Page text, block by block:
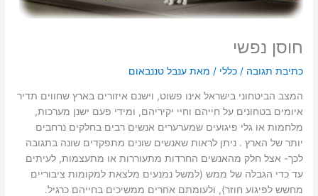
חוסן נפשי
כתיבת תגובה /כללי / מאתענבל טננבאום
המצב הביטחוני בישראל אינו פשוט, וישנם איזורים בארץ שחווים תדיר
איומים בטחונים על חייהם וחיי יקיריהם, ומידי פעם ישנן מערכות,
מלחמות או גלי פיגועים שמערערים אנשים רבים בחלקים נרחבים
יותר של הארץ . ניתן לראות שאנשים שונים מתפקדים שונה בתגובה
לכך- אצל חלק מהאנשים החרדות מתעוררות או מתעצמות, לעיתים
עד כדי הגבלה של ממש (למשל נמנעים מלצאת למקומות ציבוריים
מחשש לפיגוע חוזר), ולעומתם אחרים ממשיכים בחייהם כרגיל.